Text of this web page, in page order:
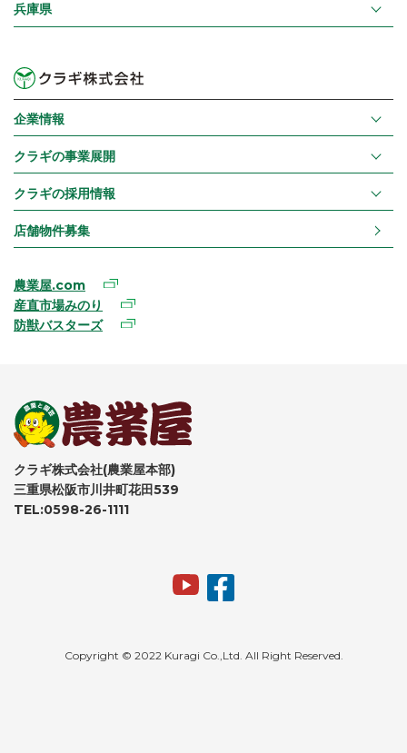
兵庫県
企業情報
クラギの事業展開
クラギの採用情報
店舗物件募集
農業屋.com
産直市場みのり
防獣バスターズ
クラギ株式会社(農業屋本部)
三重県松阪市川井町花田539
TEL:0598-26-1111
Copyright © 2022 Kuragi Co.,Ltd. All Right Reserved.